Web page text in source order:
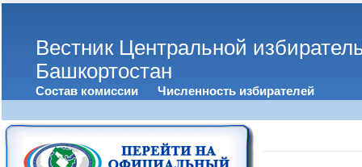
Вестник Центральной
Башкортостан
Состав комиссии Численность избирателей